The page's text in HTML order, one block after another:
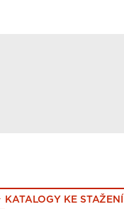
KATALOGY KE STAŽENÍ